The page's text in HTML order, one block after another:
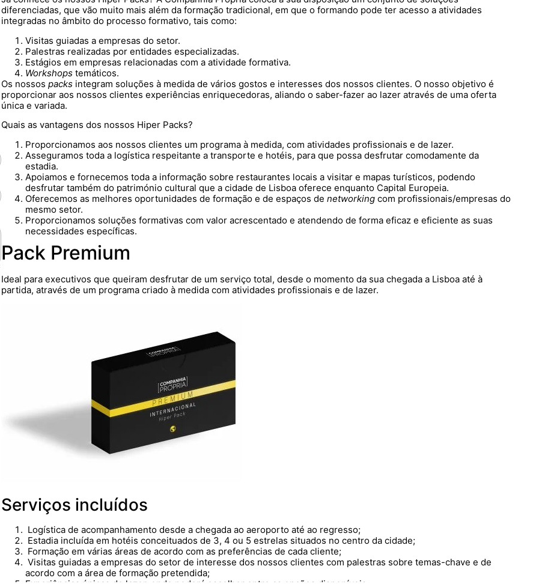
diferenciadas, que vão muito mais além da formação tradicional, em que o formando pode ter acesso a atividades
integradas no âmbito do processo formativo, tais como:
Visitas guiadas a empresas do setor.
Palestras realizadas por entidades especializadas.
Estágios em empresas relacionadas com a atividade formativa.
Workshopstemáticos.
Os nossos packsintegram soluções à medida de vários gostos e interesses dos nossos clientes. O nosso objetivo é
proporcionar aos nossos clientes experiências enriquecedoras, aliando o saber-fazer ao lazer através de uma oferta
única e variada.
Quais as vantagens dos nossos Hiper Packs?
Proporcionamos aos nossos clientes um programa à medida, com atividades profissionais e de lazer.
Asseguramos toda a logística respeitante a transporte e hotéis, para que possa desfrutar comodamente da
estadia.
Apoiamos e fornecemos toda a informação sobre restaurantes locais a visitar e mapas turísticos, podendo
desfrutar também do património cultural que a cidade de Lisboa oferece enquanto Capital Europeia.
Oferecemos as melhores oportunidades de formação e de espaços de networkingcom profissionais/empresas do
mesmo setor.
Proporcionamos soluções formativas com valor acrescentado e atendendo de forma eficaz e eficiente as suas
necessidades específicas.
Pack Premium
Ideal para executivos que queiram desfrutar de um serviço total, desde o momento da sua chegada a Lisboa até à
partida, através de um programa criado à medida com atividades profissionais e de lazer.
Serviços incluídos
Logística de acompanhamento desde a chegada ao aeroporto até ao regresso;
Estadia incluída em hotéis conceituados de 3, 4 ou 5 estrelas situados no centro da cidade;
Formação em várias áreas de acordo com as preferências de cada cliente;
Visitas guiadas a empresas do setor de interesse dos nossos clientes com palestras sobre temas-chave e de
acordo com a área de formação pretendida;